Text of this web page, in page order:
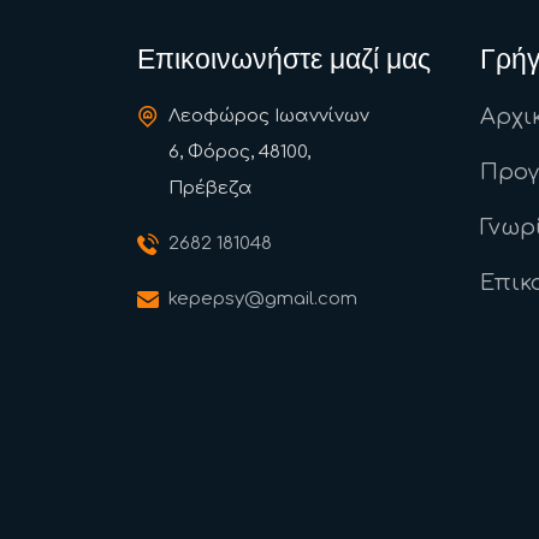
Επικοινωνήστε μαζί μας
Λεοφώρος Ιωαννίνων
6, Φόρος, 48100,
Πρέβεζα
2682 181048
kepepsy@gmail.com